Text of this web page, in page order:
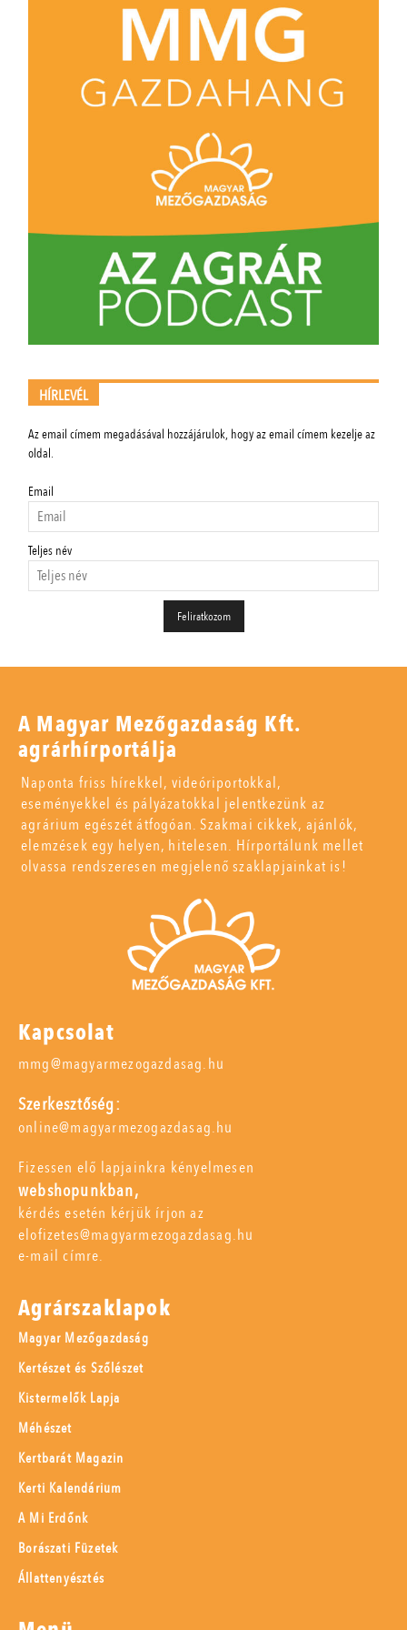
HÍRLEVÉL
Az email címem megadásával hozzájárulok, hogy az email címem kezelje az
oldal.
Email
Teljes név
A Magyar Mezőgazdaság Kft.
agrárhírportálja
Naponta friss hírekkel, videóriportokkal,
eseményekkel és pályázatokkal jelentkezünk az
agrárium egészét átfogóan. Szakmai cikkek, ajánlók,
elemzések egy helyen, hitelesen. Hírportálunk mellet
olvassa rendszeresen megjelenő szaklapjainkat is!
Kapcsolat
mmg@magyarmezogazdasag.hu
Szerkesztőség:
online@magyarmezogazdasag.hu
Fizessen elő lapjainkra kényelmesen
webshopunkban,
kérdés esetén kérjük írjon az
elofizetes@magyarmezogazdasag.hu
e-mail címre.
Agrárszaklapok
Magyar Mezőgazdaság
Kertészet és Szőlészet
Kistermelők Lapja
Méhészet
Kertbarát Magazin
Kerti Kalendárium
A Mi Erdőnk
Borászati Füzetek
Állattenyésztés